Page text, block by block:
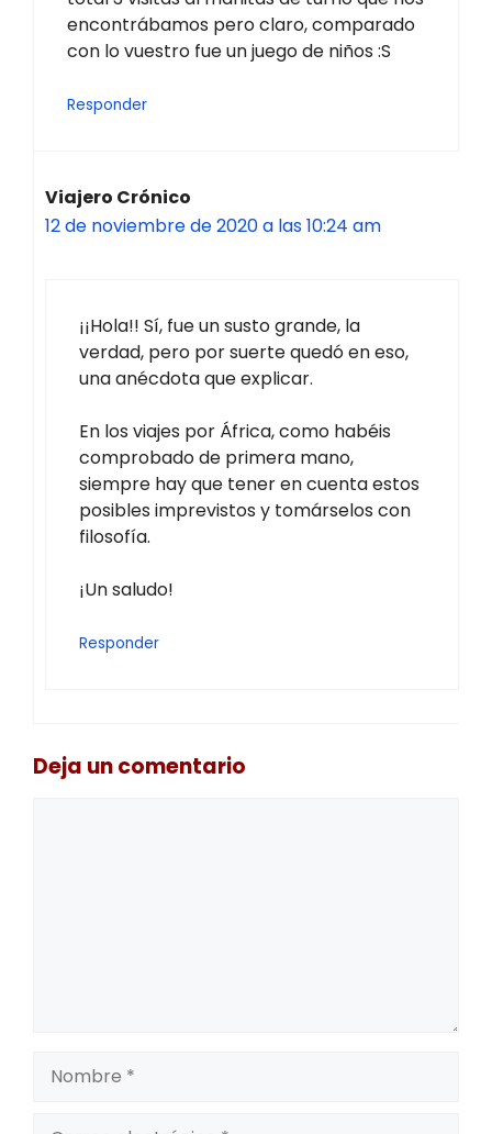
encontrábamos pero claro, comparado
con lo vuestro fue un juego de niños :S
Responder
Viajero Crónico
12 de noviembre de 2020 a las 10:24 am
¡¡Hola!! Sí, fue un susto grande, la
verdad, pero por suerte quedó en eso,
una anécdota que explicar.
En los viajes por África, como habéis
comprobado de primera mano,
siempre hay que tener en cuenta estos
posibles imprevistos y tomárselos con
filosofía.
¡Un saludo!
Responder
Deja un comentario
Nombre